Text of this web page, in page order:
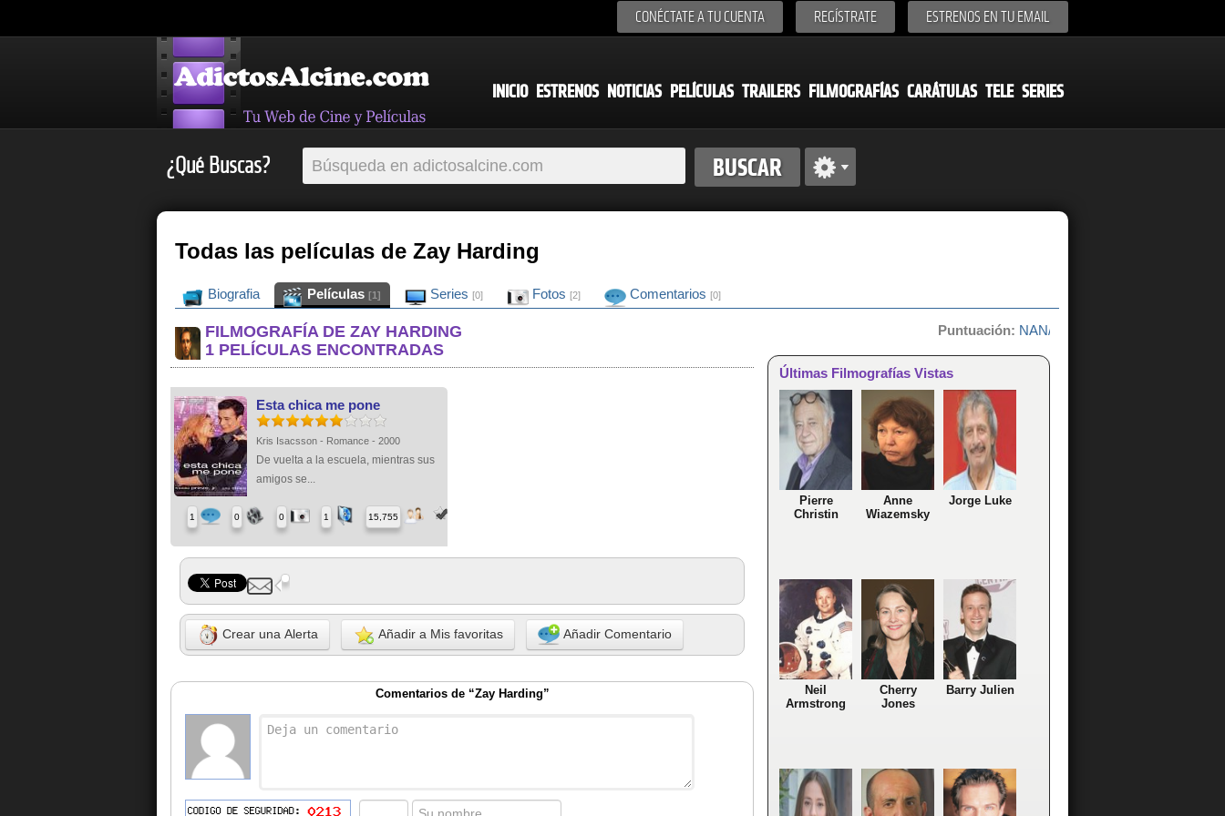
CONÉCTATE A TU CUENTA REGÍSTRATE ESTRENOS EN TU EMAIL
INICIO ESTRENOS NOTICIAS PELÍCULAS TRAILERS FILMOGRAFÍAS CARÁTULAS TELE SERIES
¿Qué Buscas?
Todas las películas de Zay Harding
Biografia Películas [1] Series [0] Fotos [2] Comentarios [0]
FILMOGRAFÍA DE ZAY HARDING
1 PELÍCULAS ENCONTRADAS
Esta chica me pone
Kris Isacsson - Romance - 2000
De vuelta a la escuela, mientras sus
amigos se...
1 0 0 1 15,755
Crear una Alerta Añadir a Mis favoritas Añadir Comentario
Comentarios de “Zay Harding”
Puntuación: NAN/10 de 0 votos
Últimas Filmografías Vistas
Pierre
Christin
Anne
Wiazemsky
Jorge Luke
Neil
Armstrong
Cherry
Jones
Barry Julien